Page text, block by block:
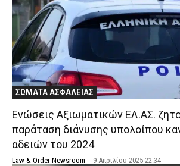
ΣΩΜΑΤΑ ΑΣΦΑΛΕΙΑΣ
Ενώσεις Αξιωματικών ΕΛ.ΑΣ.
παράταση διάνυσης υπολοίπου
αδειών του 2024
Law & Order Newsroom - 9 Απριλίου 2025 22:34